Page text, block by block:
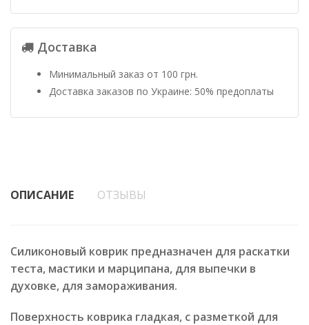
Доставка
Минимальный заказ от 100 грн.
Доставка заказов по Украине: 50% предоплаты
ОПИСАНИЕ ОТЗЫВЫ
Силиконовый коврик предназначен для раскатки
теста, мастики и марципана, для выпечки в
духовке, для замораживания.
Поверхность коврика гладкая, с разметкой для